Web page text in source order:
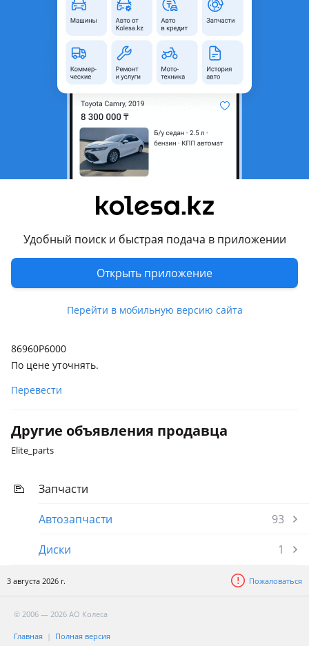
Удобный поиск и быстрая подача в приложении
Открыть приложение
Перейти в мобильную версию сайта
Уральск, Западно-
Казахстанская область
Новая
Оригинальность
Оригинал
86980P6000CA
86990P6000CA
86980P6020EBR 99120P6001
Комментарий продавца
Датчик слепых зон, наличие Уральск
Радар (датчик слепых зон)
99120P6001
99130P6001
86980P6000CA 86990P6020EBR
86960P6000
По цене уточнять.
Перевести
Другие объявления продавца
Elite_parts
Запчасти
Автозапчасти
93
Диски
1
3 августа 2026 г. Пожаловаться
© 2006 — 2026 АО Колеса
Главная Полная версия